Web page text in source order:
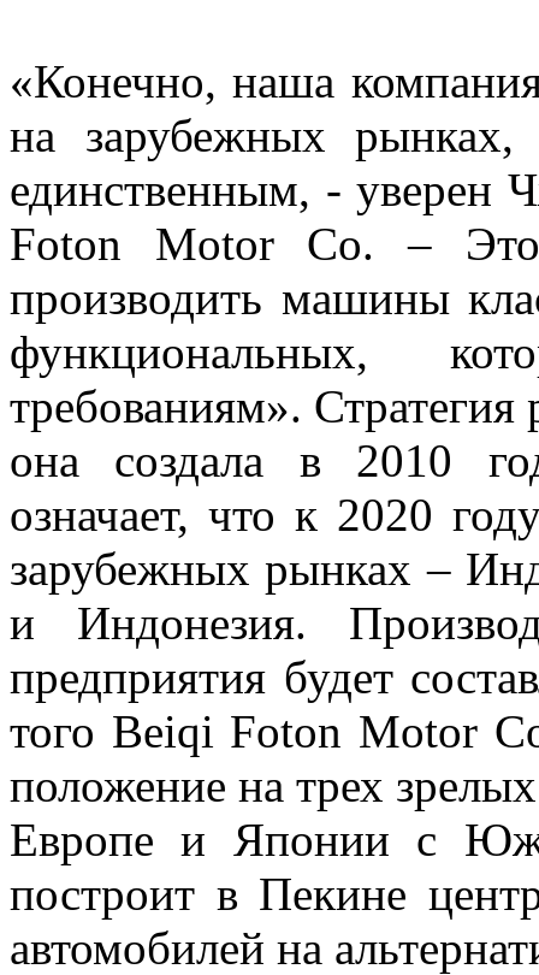
«Конечно, наша
на зарубежных
единственным, - уверен
Foton Motor Co. –
производить машины
функциональных,
требованиям».
она создала в 2010
означает, что к 2020
зарубежных рынках –
и Индонезия.
предприятия будет
того Beiqi Foton Motor
положение на трех
Европе и Японии с
построит в Пекине
автомобилей на